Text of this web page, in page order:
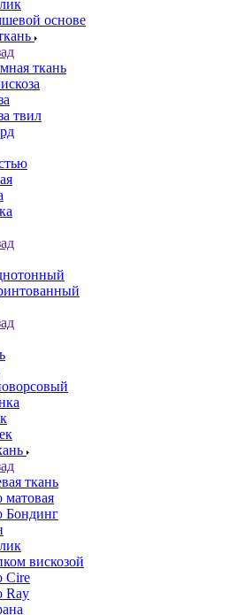
основе
ткань
твил
ткань
Бондинг
вискозой
Cire
Ray